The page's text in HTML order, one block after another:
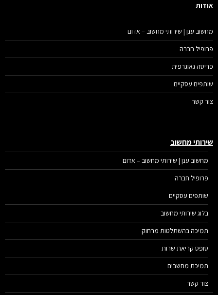
ענן | שירותי מחשוב – אדום
חברה
גאוגרפית
עסקיים
קשר
מחשוב
מחשוב ענן | שירותי מחשוב – אדום
פרופיל חברה
שותפים עסקיים
בלוג שירותי מחשוב
תמיכה בהשתלטות מרחוק
טופס קריאת שרות
תמיכת מחשבים
צור קשר